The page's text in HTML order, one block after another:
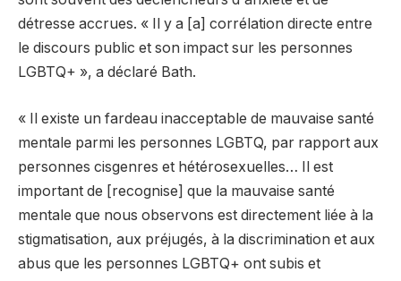
détresse accrues. « Il y a [a] corrélation directe entre
le discours public et son impact sur les personnes
LGBTQ+ », a déclaré Bath.
« Il existe un fardeau inacceptable de mauvaise santé
mentale parmi les personnes LGBTQ, par rapport aux
personnes cisgenres et hétérosexuelles… Il est
important de [recognise] que la mauvaise santé
mentale que nous observons est directement liée à la
stigmatisation, aux préjugés, à la discrimination et aux
abus que les personnes LGBTQ+ ont subis et